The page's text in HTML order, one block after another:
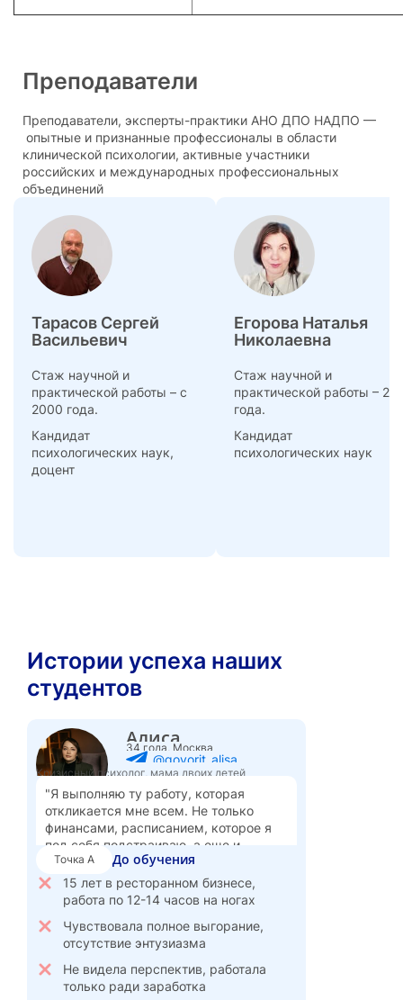
Преподаватели
Преподаватели, эксперты-практики АНО ДПО НАДПО —
опытные и признанные профессионалы в области
клинической психологии, активные участники
российских и международных профессиональных
объединений
Тарасов Сергей
Васильевич
Стаж научной и
практической работы – с
2000 года.
Кандидат
психологических наук,
доцент
Егорова Наталья
Николаевна
Стаж научной и
практической работы – 22
года.
Кандидат
психологических наук
Истории успеха наших
студентов
Алиса
34 года, Москва
@govorit_alisa
Кризисный психолог, мама двоих детей
"Я выполняю ту работу, которая
откликается мне всем. Не только
финансами, расписанием, которое я
под себя подстраиваю, а еще и
поддержкой собственных ценностей –
сейчас я абсолютно с ними в согласии,
в гармонии."
Точка А До обучения
15 лет в ресторанном бизнесе,
работа по 12-14 часов на ногах
Чувствовала полное выгорание,
отсутствие энтузиазма
Не видела перспектив, работала
только ради заработка